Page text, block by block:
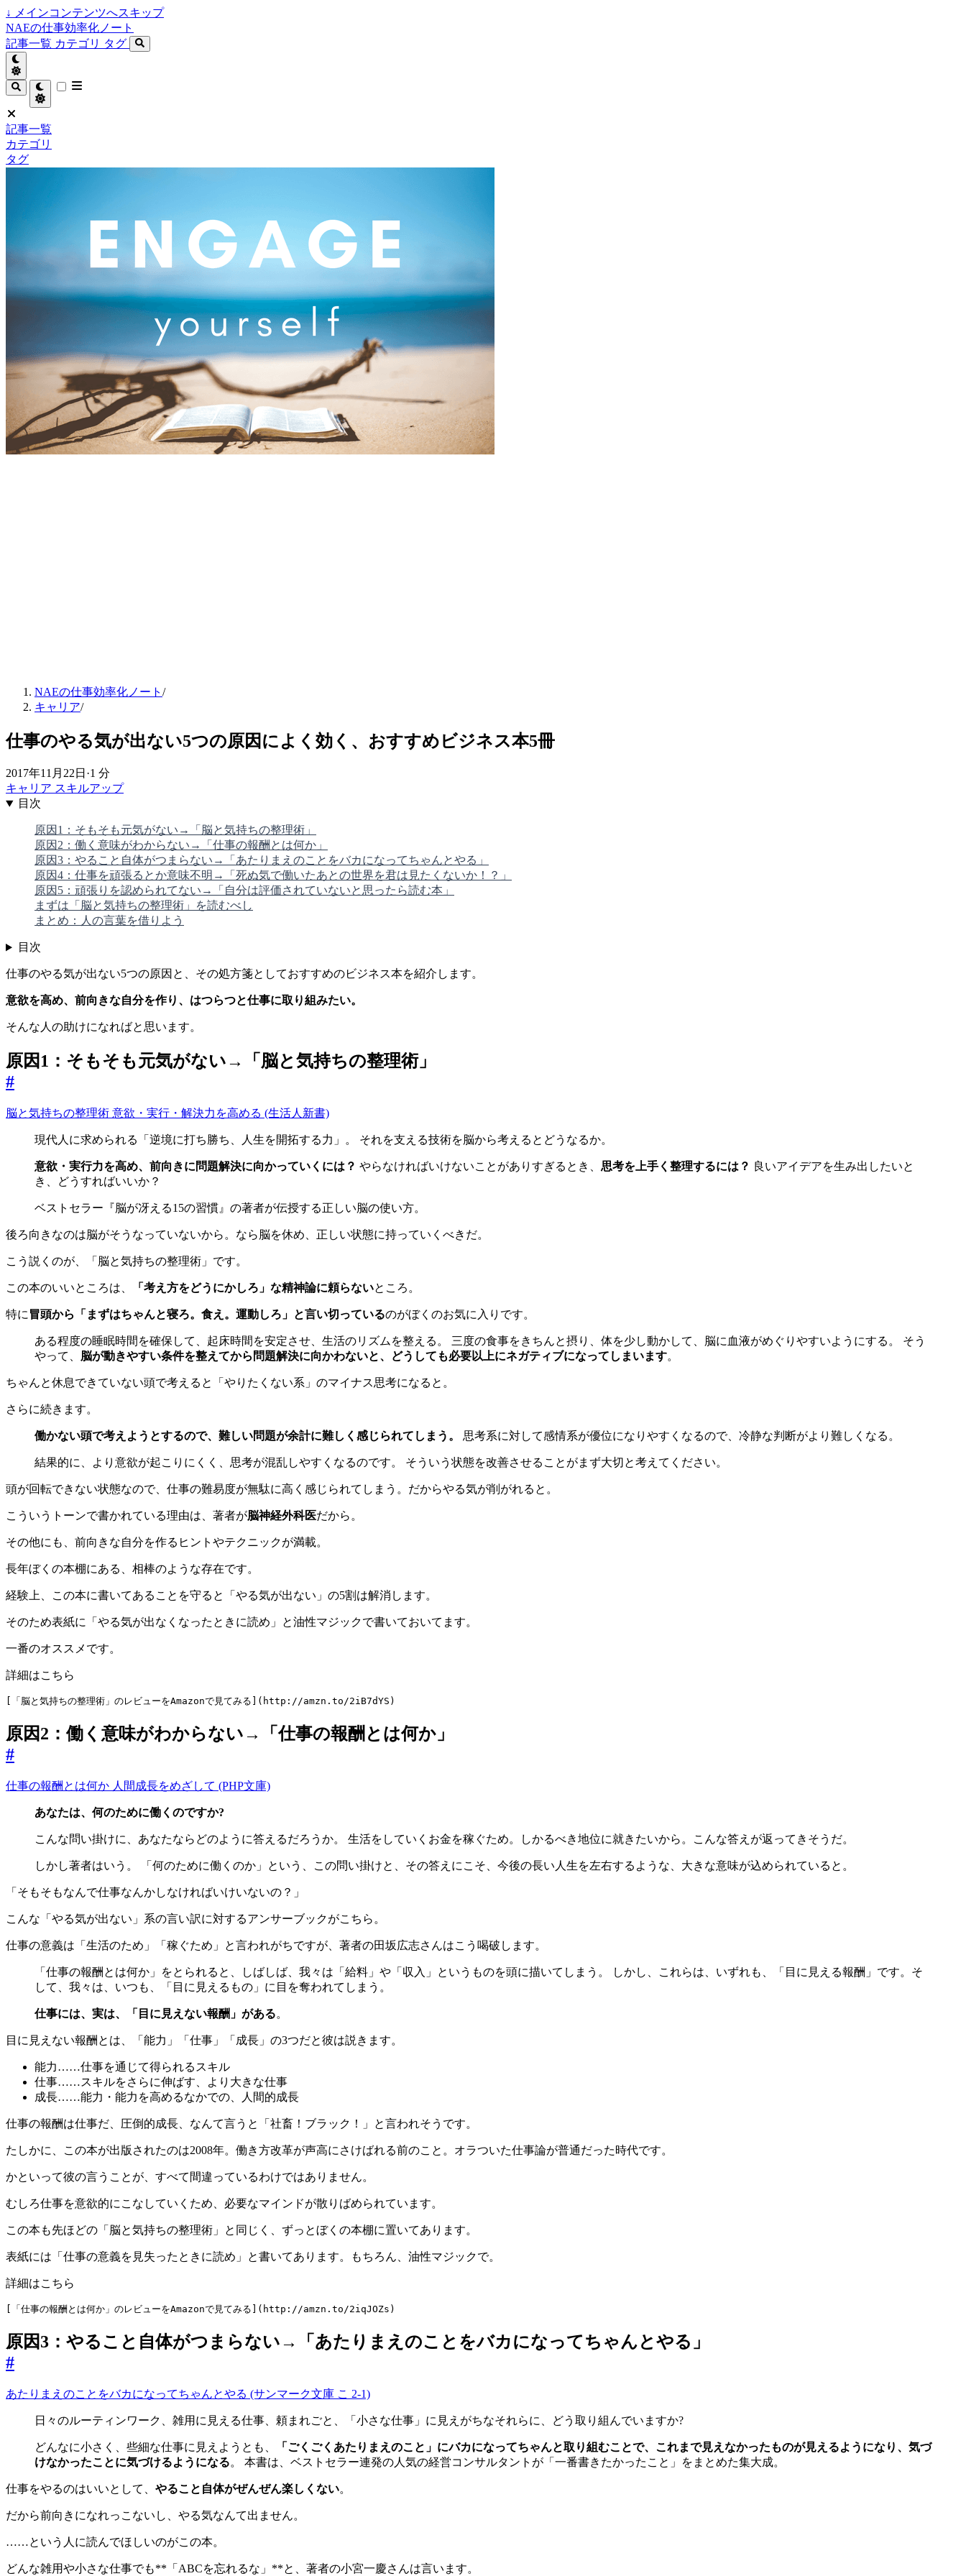
↓ メインコンテンツへスキップ
NAEの仕事効率化ノート
記事一覧 カテゴリ タグ
記事一覧
カテゴリ
タグ
NAEの仕事効率化ノート /
キャリア/
仕事のやる気が出ない5つの原因によく効く、おすすめビジネス本5冊
2017年11月22日 ·1 分
キャリア スキルアップ
目次
原因1：そもそも元気がない→「脳と気持ちの整理術」
原因2：働く意味がわからない→「仕事の報酬とは何か」
原因3：やること自体がつまらない→「あたりまえのことをバカになってちゃんとやる」
原因4：仕事を頑張るとか意味不明→「死ぬ気で働いたあとの世界を君は見たくないか！？」
原因5：頑張りを認められてない→「自分は評価されていないと思ったら読む本」
まずは「脳と気持ちの整理術」を読むべし
まとめ：人の言葉を借りよう
目次
仕事のやる気が出ない5つの原因と、その処方箋としておすすめのビジネス本を紹介します。
意欲を高め、前向きな自分を作り、はつらつと仕事に取り組みたい。
そんな人の助けになればと思います。
原因1：そもそも元気がない→「脳と気持ちの整理術」
#
脳と気持ちの整理術 意欲・実行・解決力を高める (生活人新書)
現代人に求められる「逆境に打ち勝ち、人生を開拓する力」。 それを支える技術を脳から考えるとどうなるか。
意欲・実行力を高め、前向きに問題解決に向かっていくには？ やらなければいけないことがありすぎるとき、 思考を上手く整理するには？ 良いアイデアを生み出したいと
き、どうすればいいか？
ベストセラー『脳が冴える15の習慣』の著者が伝授する正しい脳の使い方。
後ろ向きなのは脳がそうなっていないから。なら脳を休め、正しい状態に持っていくべきだ。
こう説くのが、「脳と気持ちの整理術」です。
この本のいいところは、 「考え方をどうにかしろ」な精神論に頼らないところ。
特に 冒頭から「まずはちゃんと寝ろ。食え。運動しろ」と言い切っているのがぼくのお気に入りです。
ある程度の睡眠時間を確保して、起床時間を安定させ、生活のリズムを整える。 三度の食事をきちんと摂り、体を少し動かして、脳に血液がめぐりやすいようにする。 そう
やって、 脳が動きやすい条件を整えてから問題解決に向かわないと、どうしても必要以上にネガティブになってしまいます。
ちゃんと休息できていない頭で考えると「やりたくない系」のマイナス思考になると。
さらに続きます。
働かない頭で考えようとするので、難しい問題が余計に難しく感じられてしまう。 思考系に対して感情系が優位になりやすくなるので、冷静な判断がより難しくなる。
結果的に、より意欲が起こりにくく、思考が混乱しやすくなるのです。 そういう状態を改善させることがまず大切と考えてください。
頭が回転できない状態なので、仕事の難易度が無駄に高く感じられてしまう。だからやる気が削がれると。
こういうトーンで書かれている理由は、著者が脳神経外科医だから。
その他にも、前向きな自分を作るヒントやテクニックが満載。
長年ぼくの本棚にある、相棒のような存在です。
経験上、この本に書いてあることを守ると「やる気が出ない」の5割は解消します。
そのため表紙に「やる気が出なくなったときに読め」と油性マジックで書いておいてます。
一番のオススメです。
詳細はこちら
原因2：働く意味がわからない→「仕事の報酬とは何か」
#
仕事の報酬とは何か 人間成長をめざして (PHP文庫)
あなたは、何のために働くのですか?
こんな問い掛けに、あなたならどのように答えるだろうか。 生活をしていくお金を稼ぐため。しかるべき地位に就きたいから。こんな答えが返ってきそうだ。
しかし著者はいう。 「何のために働くのか」という、この問い掛けと、その答えにこそ、今後の長い人生を左右するような、大きな意味が込められていると。
「そもそもなんで仕事なんかしなければいけいないの？」
こんな「やる気が出ない」系の言い訳に対するアンサーブックがこちら。
仕事の意義は「生活のため」「稼ぐため」と言われがちですが、著者の田坂広志さんはこう喝破します。
「仕事の報酬とは何か」をとられると、しばしば、我々は「給料」や「収入」というものを頭に描いてしまう。 しかし、これらは、いずれも、「目に見える報酬」です。そ
して、我々は、いつも、「目に見えるもの」に目を奪われてしまう。
仕事には、実は、「目に見えない報酬」がある。
目に見えない報酬とは、「能力」「仕事」「成長」の3つだと彼は説きます。
能力……仕事を通じて得られるスキル
仕事……スキルをさらに伸ばす、より大きな仕事
成長……能力・能力を高めるなかでの、人間的成長
仕事の報酬は仕事だ、圧倒的成長、なんて言うと「社畜！ブラック！」と言われそうです。
たしかに、この本が出版されたのは2008年。働き方改革が声高にさけばれる前のこと。オラついた仕事論が普通だった時代です。
かといって彼の言うことが、すべて間違っているわけではありません。
むしろ仕事を意欲的にこなしていくため、必要なマインドが散りばめられています。
この本も先ほどの「脳と気持ちの整理術」と同じく、ずっとぼくの本棚に置いてあります。
表紙には「仕事の意義を見失ったときに読め」と書いてあります。もちろん、油性マジックで。
詳細はこちら
原因3：やること自体がつまらない→「あたりまえのことをバカになってちゃんとやる」
#
あたりまえのことをバカになってちゃんとやる (サンマーク文庫 こ 2-1)
日々のルーティンワーク、雑用に見える仕事、頼まれごと、「小さな仕事」に見えがちなそれらに、どう取り組んでいますか?
どんなに小さく、些細な仕事に見えようとも、
「ごくごくあたりまえのこと」にバカになってちゃんと取り組むことで、これまで見えなかったものが見えるようになり、気づ
けなかったことに気づけるようになる。 本書は、ベストセラー連発の人気の経営コンサルタントが「一番書きたかったこと」をまとめた集大成。
仕事をやるのはいいとして、 やること自体がぜんぜん楽しくない。
だから前向きになれっこないし、やる気なんて出ません。
……という人に読んでほしいのがこの本。
どんな雑用や小さな仕事でも**「ABCを忘れるな」**と、著者の小宮一慶さんは言います。